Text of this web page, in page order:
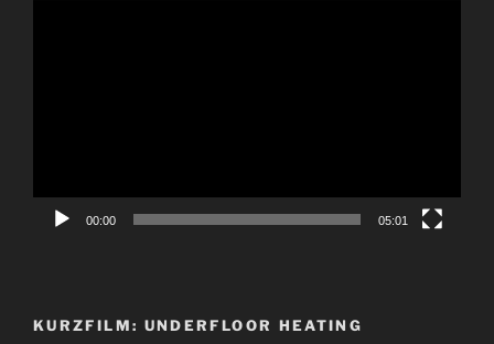
00:00 05:01
KURZFILM: UNDERFLOOR HEATING